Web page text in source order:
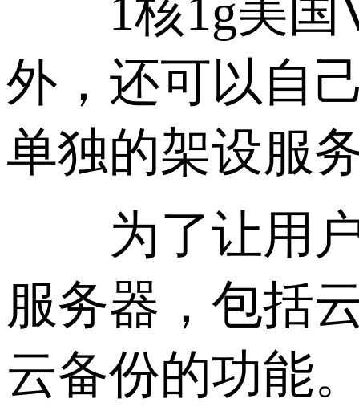
1核1g美国
外，还可以自
单独的架设服
为了让用户
服务器，包括
云备份的功能